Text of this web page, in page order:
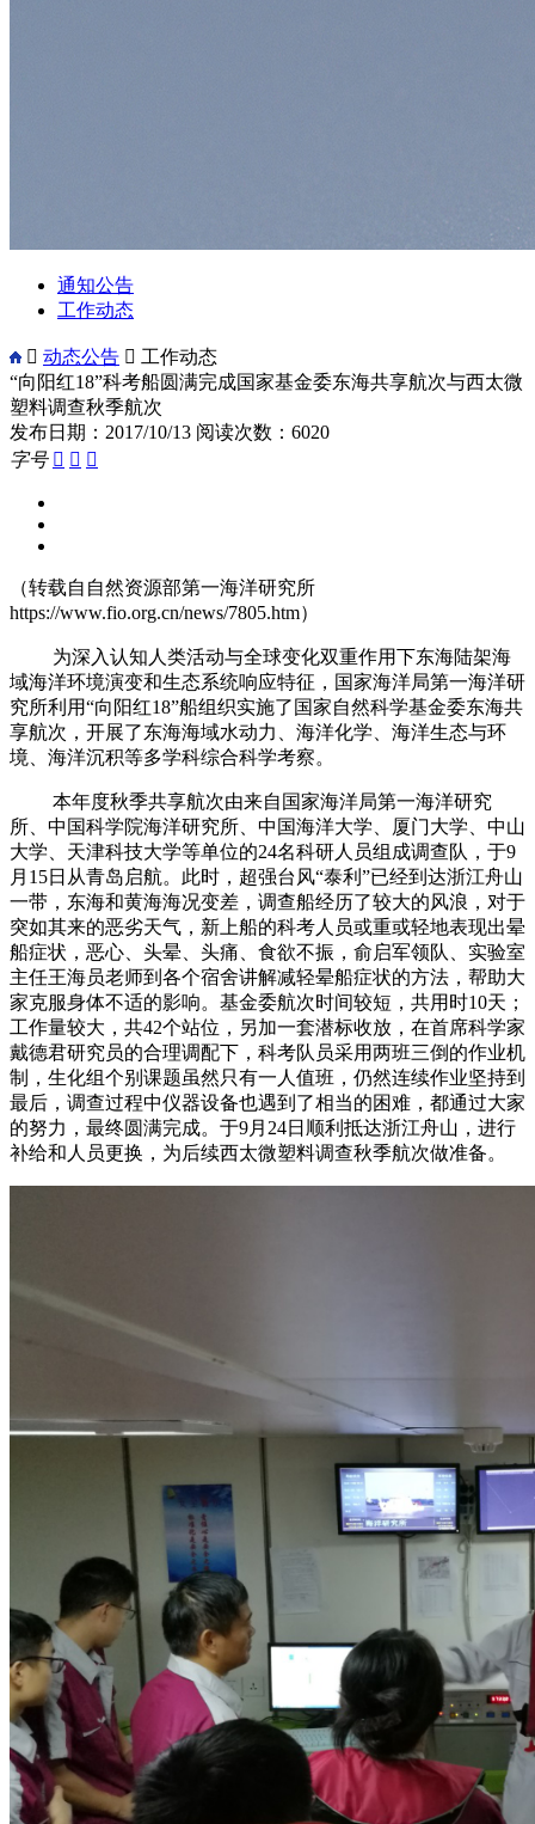
通知公告
工作动态
 动态公告  工作动态
“向阳红18”科考船圆满完成国家基金委东海共享航次与西太微
塑料调查秋季航次
发布日期：2017/10/13 阅读次数：6020
字号   
（转载自自然资源部第一海洋研究所
https://www.fio.org.cn/news/7805.htm）
为深入认知人类活动与全球变化双重作用下东海陆架海
域海洋环境演变和生态系统响应特征，国家海洋局第一海洋研
究所利用“向阳红18”船组织实施了国家自然科学基金委东海共
享航次，开展了东海海域水动力、海洋化学、海洋生态与环
境、海洋沉积等多学科综合科学考察。
本年度秋季共享航次由来自国家海洋局第一海洋研究
所、中国科学院海洋研究所、中国海洋大学、厦门大学、中山
大学、天津科技大学等单位的24名科研人员组成调查队，于9
月15日从青岛启航。此时，超强台风“泰利”已经到达浙江舟山
一带，东海和黄海海况变差，调查船经历了较大的风浪，对于
突如其来的恶劣天气，新上船的科考人员或重或轻地表现出晕
船症状，恶心、头晕、头痛、食欲不振，俞启军领队、实验室
主任王海员老师到各个宿舍讲解减轻晕船症状的方法，帮助大
家克服身体不适的影响。基金委航次时间较短，共用时10天；
工作量较大，共42个站位，另加一套潜标收放，在首席科学家
戴德君研究员的合理调配下，科考队员采用两班三倒的作业机
制，生化组个别课题虽然只有一人值班，仍然连续作业坚持到
最后，调查过程中仪器设备也遇到了相当的困难，都通过大家
的努力，最终圆满完成。于9月24日顺利抵达浙江舟山，进行
补给和人员更换，为后续西太微塑料调查秋季航次做准备。